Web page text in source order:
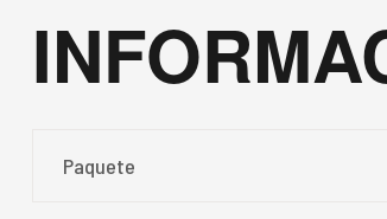
Paquete